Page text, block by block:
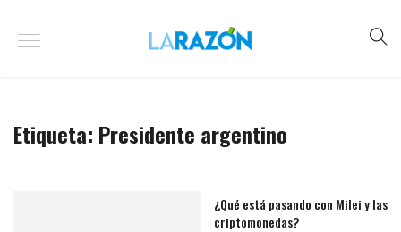
Etiqueta: Presidente argentino
¿Qué está pasando con Milei y las
criptomonedas?